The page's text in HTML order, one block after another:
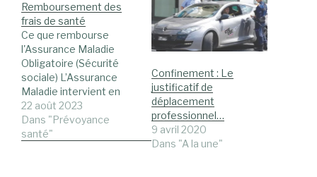
Remboursement des
frais de santé
Ce que rembourse
l'Assurance Maladie
Obligatoire (Sécurité
sociale) L’Assurance
Maladie intervient en
cas de consultation
médicale, de
prescription de
22 août 2023
Dans "Prévoyance
santé"
Confinement : Le
justificatif de
déplacement
professionnel…
9 avril 2020
Dans "A la une"